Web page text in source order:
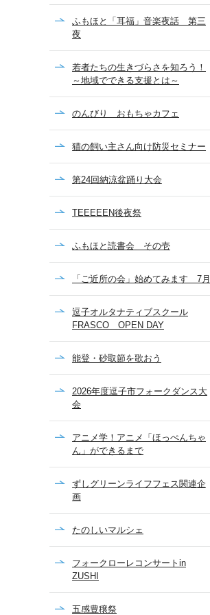
ふもほと「耳福」音楽夜話 第三
夜
若者たちの生きづらさを知ろう！
～地域でできる支援とは～
のんびり おもちゃカフェ
猫の飼い主さん向け防災セミナー
第24回納涼盆踊り大会
TEEEEEN後夜祭
ふもほと読書会 その壱
「ご近所の会」始めてみます 7月
逗子オルタナティブスクール
FRASCO OPEN DAY
能登・砂取節を歌おう
2026年度逗子市フォークダンス大
会
アニメ学！アニメ「ほっぺんちゃ
ん」ができるまで
ずしグリーンライフフェス関連企
画
たのしいマルシェ
フォークローレコンサートin
ZUSHI
五感豊穣祭